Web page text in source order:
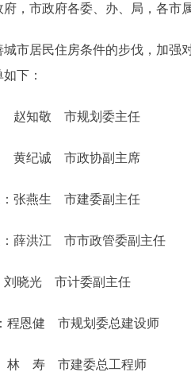
民服务
介服务
12345网上接诉即办
与调查
，市政府各委、办、局，各市
居民住房条件的步伐，加强对
下：
敬 市规划委主任
诚 市政协副主席
张燕生 市建委副主任
洪江 市市政管委副主任
计委副主任
健 市规划委总建设师
建委总工程师